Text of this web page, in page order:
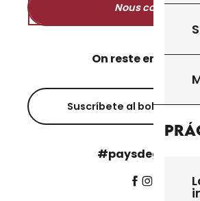
Nous contacter
On reste en
Suscríbete al boletín
#paysdegourdon